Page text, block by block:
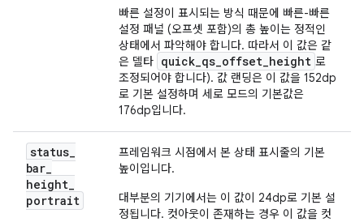
빠른 설정이 표시되는 방식 때문에 빠른-빠른
설정 패널 (오프셋 포함)의 총 높이는 정적인
상태에서 파악해야 합니다. 따라서 이 값은 같
은 델타 quick_qs_offset_height 로
조정되어야 합니다). 값 랜딩은 이 값을 152dp
로 기본 설정하며 세로 모드의 기본값은
176dp입니다.
status_
bar_
height_
portrait
프레임워크 시점에서 본 상태 표시줄의 기본
높이입니다.
대부분의 기기에서는 이 값이 24dp로 기본 설
정됩니다. 컷아웃이 존재하는 경우 이 값을 컷